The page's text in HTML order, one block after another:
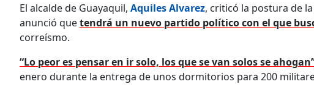
El alcalde de Guayaquil, Aquiles Alvarez, criticó la postura de
anunció quetendrá un nuevo partido político con el que
correísmo.
“Lo peor es pensar en ir solo, los que se van solos se
enero durante la entrega de unos dormitorios para 200